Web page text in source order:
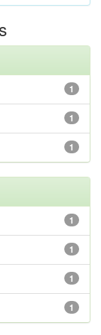
1
1
1
1
1
1
1